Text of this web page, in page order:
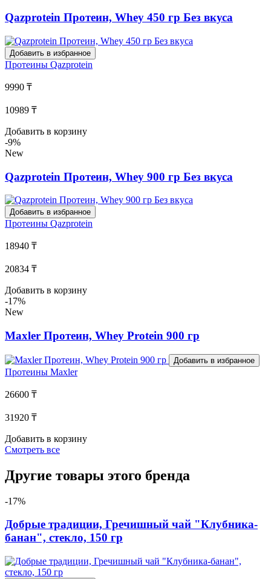
Qazprotein Протеин, Whey 450 гр Без вкуса
Добавить в избранное
Протеины Qazprotein
9990 ₸
10989 ₸
Добавить в корзину
-9%
New
Qazprotein Протеин, Whey 900 гр Без вкуса
Добавить в избранное
Протеины Qazprotein
18940 ₸
20834 ₸
Добавить в корзину
-17%
New
Maxler Протеин, Whey Protein 900 гр
Добавить в избранное
Протеины Maxler
26600 ₸
31920 ₸
Добавить в корзину
Смотреть все
Другие товары этого бренда
-17%
Добрые традиции, Гречишный чай "Клубника-
банан", стекло, 150 гр